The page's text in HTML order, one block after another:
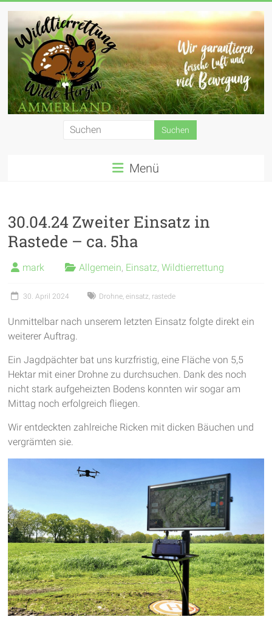
Inhalt
springen
Wildtierrettung
e.
V.
Wir
frische
Luft
und
Bewegung
Menü
30.04.24 Zweiter Einsatz in
Rastede – ca. 5ha
mark Allgemein, Einsatz,Wildtierrettung
30. April 2024 Drohne,einsatz, rastede
Unmittelbar nach unserem letzten Einsatz folgte direkt ein
weiterer Auftrag.
Ein Jagdpächter bat uns kurzfristig, eine Fläche von 5,5
Hektar mit einer Drohne zu durchsuchen. Dank des noch
nicht stark aufgeheizten Bodens konnten wir sogar am
Mittag noch erfolgreich fliegen.
Wir entdeckten zahlreiche Ricken mit dicken Bäuchen und
vergrämten sie.